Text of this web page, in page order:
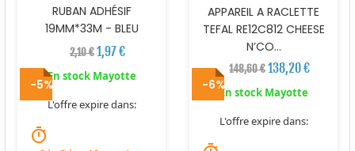
RUBAN ADHÉSIF
19MM*33M - BLEU
2,10 €1,97 €
En stock Mayotte
L'offre expire dans:
timer
APPAREIL A RACLETTE
TEFAL RE12C812 CHEESE
N’CO...
148,60 €138,20 €
En stock Mayotte
L'offre expire dans:
-5% -6%